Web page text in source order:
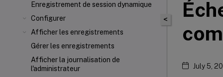
Enregistrement de session dynamique
Configurer
Afficher les enregistrements
Gérer les enregistrements
Afficher la journalisation de
l'administrateur
<
July 5,